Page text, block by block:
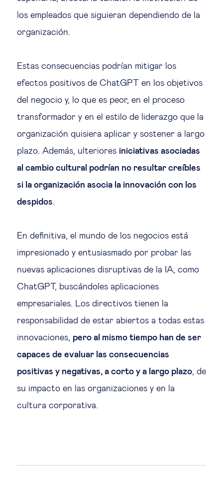
los empleados que siguieran dependiendo de la
organización.
Estas consecuencias podrían mitigar los
efectos positivos de ChatGPT en los objetivos
del negocio y, lo que es peor, en el proceso
transformador y en el estilo de liderazgo que la
organización quisiera aplicar y sostener a largo
plazo. Además, ulteriores iniciativas asociadas
al cambio cultural podrían no resultar creíbles
si la organización asocia la innovación con los
despidos.
En definitiva, el mundo de los negocios está
impresionado y entusiasmado por probar las
nuevas aplicaciones disruptivas de la IA, como
ChatGPT, buscándoles aplicaciones
empresariales. Los directivos tienen la
responsabilidad de estar abiertos a todas estas
innovaciones, pero al mismo tiempo han de ser
capaces de evaluar las consecuencias
positivas y negativas, a corto y a largo plazo, de
su impacto en las organizaciones y en la
cultura corporativa.